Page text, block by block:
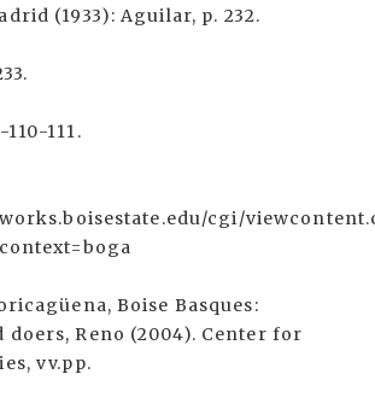
(1933): Aguilar, p. 232.
111.
cgi/
Boise Basques:
doers, Reno (2004). Center for
vv.pp.